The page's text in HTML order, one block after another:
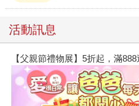
活動訊息
【父親節禮物展】5折起，滿